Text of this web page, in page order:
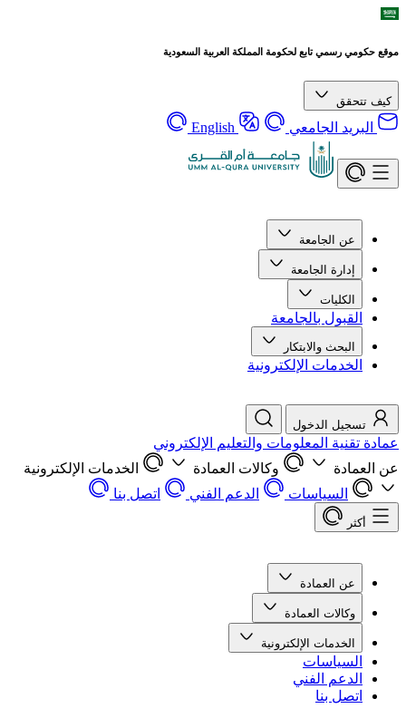
موقع حكومي رسمي تابع لحكومة المملكة العربية السعودية
كيف تتحقق
البريد الجامعي English
عن الجامعة
إدارة الجامعة
الكليات
القبول بالجامعة
البحث والابتكار
الخدمات الإلكترونية
تسجيل الدخول
عمادة تقنية المعلومات والتعليم الإلكتروني
عن العمادة
وكالات العمادة
الخدمات الإلكترونية
السياسات
الدعم الفني اتصل بنا
أكثر
عن العمادة
وكالات العمادة
الخدمات الإلكترونية
السياسات
الدعم الفني
اتصل بنا